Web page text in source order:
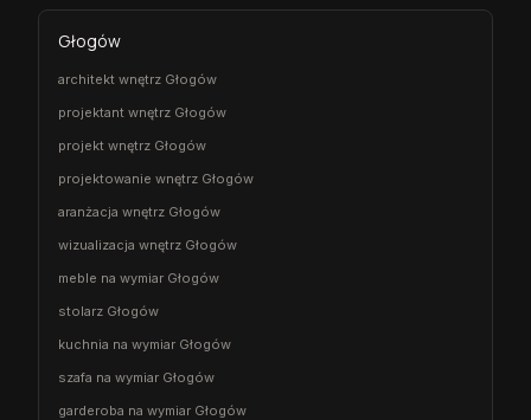
Głogów
architekt wnętrz Głogów
projektant wnętrz Głogów
projekt wnętrz Głogów
projektowanie wnętrz Głogów
aranżacja wnętrz Głogów
wizualizacja wnętrz Głogów
meble na wymiar Głogów
stolarz Głogów
kuchnia na wymiar Głogów
szafa na wymiar Głogów
garderoba na wymiar Głogów